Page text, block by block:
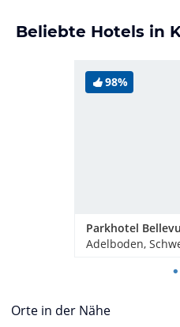
Beliebte Hotels in
98%
Adelboden,
Orte in der Nähe